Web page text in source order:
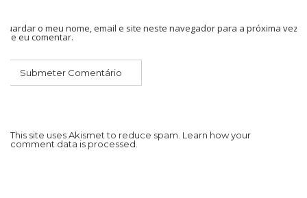
Guardar o meu nome, email e site neste navegador para a próxima vez
que eu comentar.
This site uses Akismet to reduce spam. Learn how your
comment data is processed.